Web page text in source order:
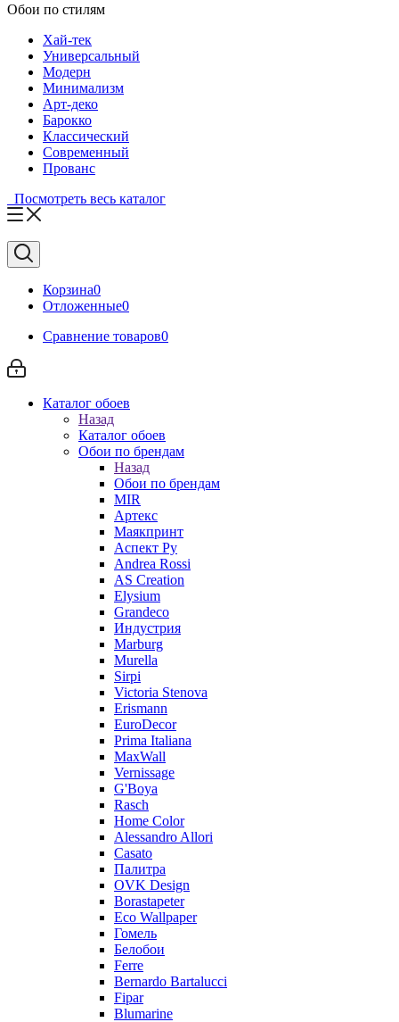
Обои по стилям
Хай-тек
Универсальный
Модерн
Минимализм
Арт-деко
Барокко
Классический
Современный
Прованс
Посмотреть весь каталог
Корзина0
Отложенные0
Сравнение товаров0
Каталог обоев
Назад
Каталог обоев
Обои по брендам
Назад
Обои по брендам
MIR
Артекс
Маякпринт
Аспект Ру
Andrea Rossi
AS Creation
Elysium
Grandeco
Индустрия
Marburg
Murella
Sirpi
Victoria Stenova
Erismann
EuroDecor
Prima Italiana
MaxWall
Vernissage
G'Boya
Rasch
Home Color
Alessandro Allori
Casato
Палитра
OVK Design
Borastapeter
Eco Wallpaper
Гомель
Белобои
Ferre
Bernardo Bartalucci
Fipar
Blumarine